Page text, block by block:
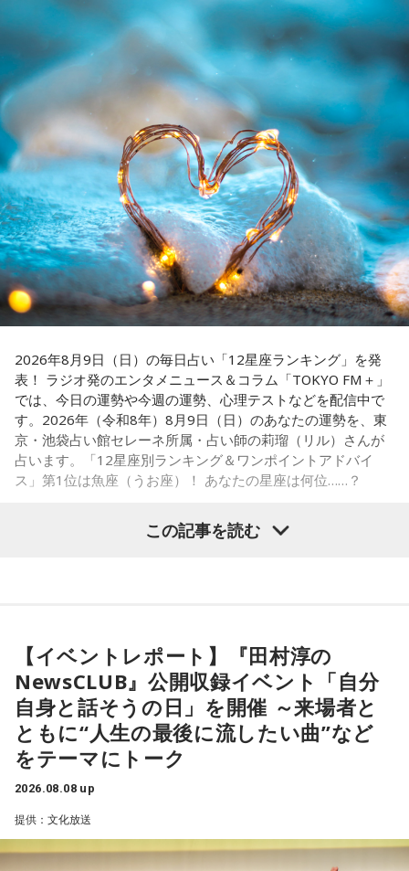
「ニッポン放送ショウアップナイター ヤクルト×DeNA」
■放送日時：8月15日（土） 17時50分～試合終了 （延長対
応あり）
■スペシャルゲスト解説：髙津臣吾
■実況：師岡正雄アナウンサー
■番組X：@showup1242
■ハッシュタグ：#ショウアップナイター #60n
■メールアドレス：89@1242.com
■番組ホームページ：https://www.1242.com/showup
スペシャルゲスト解説として登場する。現役時代は『ニッポ
ン放送ショウアップナイター』の事前情報番組でレギュラー
出演コーナーを持つなど、ニッポン放送リスナーにはお馴染
みの髙津だが、『ニッポン放送ショウアップナイター』で解
説を務めるのは2013年以来、13年ぶりとなる。
ペナントレースも終盤に差し掛かり、古巣・ヤクルトにとっ
て勝負の夏となる神宮球場の一戦での髙津氏ならではの視点
に注目が集まる。
『ニッポン放送ショウアップナイター』では、今後も60周年
のアニバーサリーイヤーにふさわしい球界のレジェンドたち
がスペシャルゲスト解説者として登場する。さらに、リスナ
ーにとって嬉しい夏の味覚や現金が当たるプレゼント企画も
実施する。
■髙津臣吾 コメント
「ショウアップナイター」をお聴きの皆さま、ご無沙汰して
ペナントレース終盤の神宮球場、一つ一つのプレーの重みが
「ニッポン放送ショウアップナイター ヤクルト×DeNA」
■放送日時：8月15日（土） 17時50分～試合終了 （延長対
応あり）
■スペシャルゲスト解説：髙津臣吾
■実況：師岡正雄アナウンサー
■番組X：@showup1242
■ハッシュタグ：#ショウアップナイター #60n
2026年8月9日（日）の毎日占い「12星座ランキング」を発
表！ ラジオ発のエンタメニュース＆コラム「TOKYO FM＋」
では、今日の運勢や今週の運勢、心理テストなどを配信中で
す。2026年（令和8年）8月9日（日）のあなたの運勢を、東
京・池袋占い館セレーネ所属・占い師の莉瑠（リル）さんが
占います。「12星座別ランキング＆ワンポイントアドバイ
ス」第1位は魚座（うお座）！ あなたの星座は何位……？
【2位】蟹座（かに座）
好調な運気で心地よく過ごせる1日となりそうです。直感が冴
えやすい運気なので、選択に迷った際は自分の直感を参考に
してみてください。
【3位】蠍座（さそり座）
学びや成長ができそうな1日です。今日は視野が広がりやすく
学びが深まりそうです。海外のことに目を向けたり、探究心
を大切に過ごしてみましょう。
この記事を読む
【イベントレポート】『田村淳の
NewsCLUB』公開収録イベント「自分
自身と話そうの日」を開催 ～来場者と
ともに“人生の最後に流したい曲”など
をテーマにトーク
2026.08.08 up
提供：文化放送